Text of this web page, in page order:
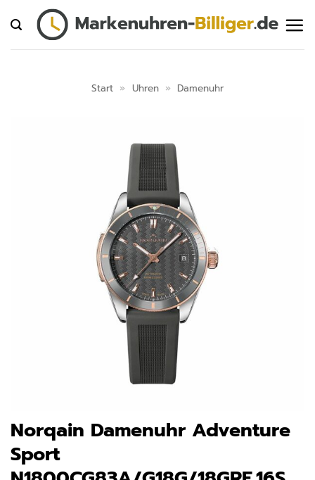
Inhalt
springen
Start » Uhren » Damenuhr
Norqain Damenuhr Adventure
Sport